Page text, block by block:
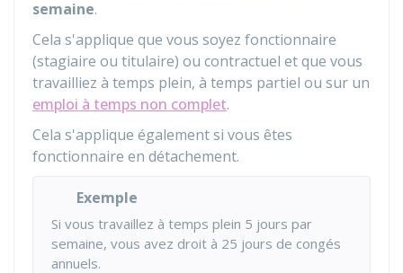
semaine.
Cela s'applique que vous soyez fonctionnaire
(stagiaire ou titulaire) ou contractuel et que vous
travailliez à temps plein, à temps partiel ou sur un
emploi à temps non complet.
Cela s'applique également si vous êtes
fonctionnaire en détachement.
Exemple
Si vous travaillez à temps plein 5 jours par
semaine, vous avez droit à 25 jours de congés
annuels.